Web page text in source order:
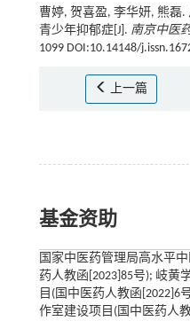
曹婷, 贺喜盈, 李华妍, 熊磊
青少年抑郁症[J]. 南京中医
1099 DOI:10.14148/
上一篇
基金资助
国家中医药管理局高水平
药人教函[2023]85号); 岐黄
目(国中医药人教函[2022]6
作室建设项目(国中医药人